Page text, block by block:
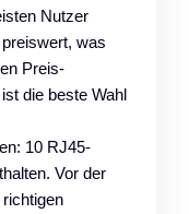
Nutzer
was
Preis-
die beste Wahl
10 RJ45-
Vor der